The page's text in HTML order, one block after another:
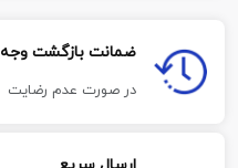
ضمانت بازگشت وجه
در صورت عدم رضایت